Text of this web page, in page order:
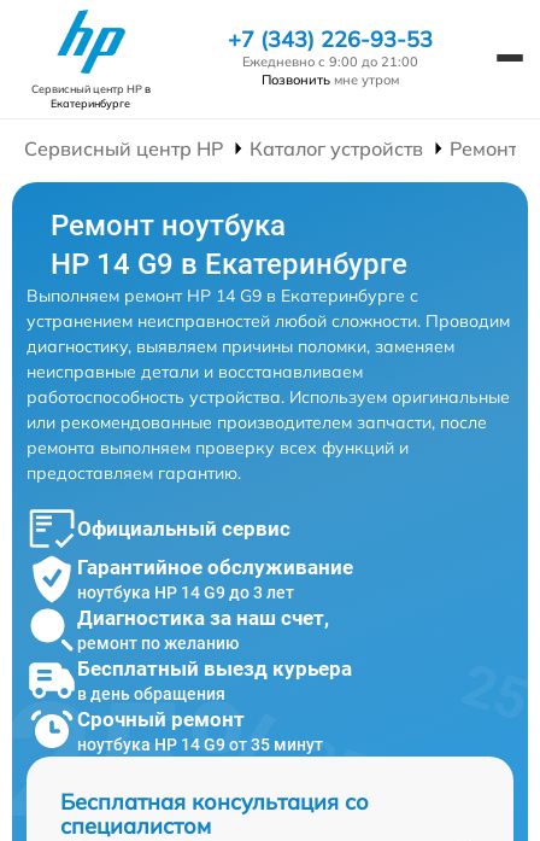
Сервисный центр HPв
Екатеринбурге
+7 (343) 226-93-53
Ежедневно с 9:00 до 21:00
Позвонить мне утром
Сервисный центр HP Каталог устройств Ремонт
Ремонт ноутбука
HP 14 G9 в Екатеринбурге
Выполняем ремонт HP 14 G9 в Екатеринбурге с
устранением неисправностей любой сложности. Проводим
диагностику, выявляем причины поломки, заменяем
неисправные детали и восстанавливаем
работоспособность устройства. Используем оригинальные
или рекомендованные производителем запчасти, после
ремонта выполняем проверку всех функций и
предоставляем гарантию.
Официальный сервис
Гарантийное обслуживание
ноутбука HP 14 G9 до 3 лет
Диагностика за наш счет,
ремонт по желанию
Бесплатный выезд курьера
в день обращения
Срочный ремонт
ноутбука HP 14 G9 от 35 минут
Бесплатная консультация со
специалистом